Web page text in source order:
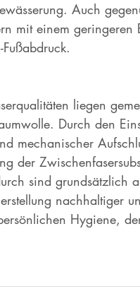
Auch
mit einem geringeren
liegen
Durch den
mechanischer
der
sind grundsätzlich
nachhaltiger
Hygiene,